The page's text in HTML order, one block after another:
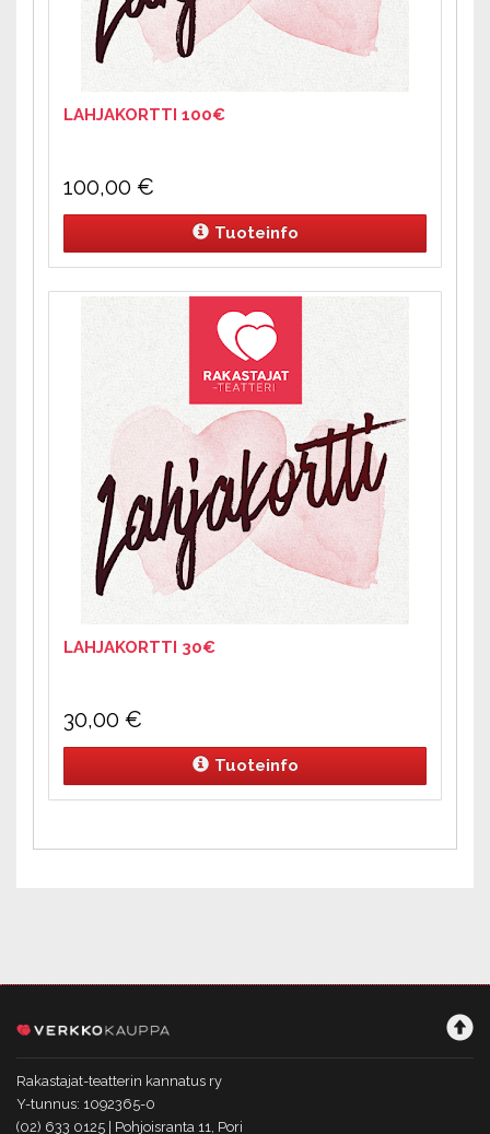
LAHJAKORTTI 100€
100,00 €
Tuoteinfo
LAHJAKORTTI 30€
30,00 €
Tuoteinfo
Rakastajat-teatterin kannatus ry
Y-tunnus: 1092365-0
(02) 633 0125 | Pohjoisranta 11, Pori